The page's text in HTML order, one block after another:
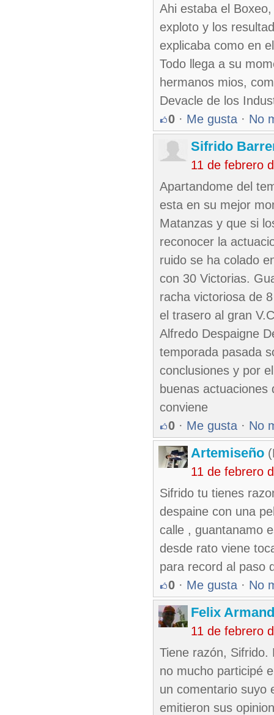
Ahi estaba el
exploto y los
explicaba como en
Todo llega a su
hermanos mios,
Devacle de los
0 · Me gusta · No
Sifrido
11 de febrero
Apartandome del
esta en su mejor
Matanzas y que si
reconocer la
ruido se ha colado
con 30 Victorias.
racha victoriosa de
el trasero al gran
Alfredo Despaigne
temporada pasada
conclusiones y por
buenas
conviene
0 · Me gusta · No
Artemiseño
11 de febrero
Sifrido tu tienes
despaine con una
calle , guantanamo
desde rato viene
para record al paso
0 · Me gusta · No
Felix
11 de febrero
Tiene razón,
no mucho participé
un comentario suyo
emitieron sus